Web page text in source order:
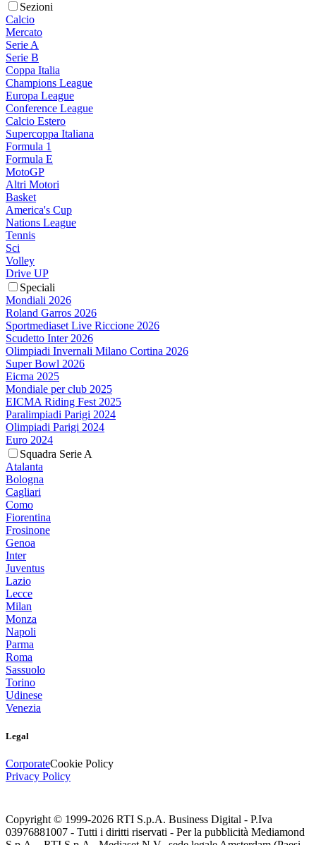
Sezioni
Calcio
Mercato
Serie A
Serie B
Coppa Italia
Champions League
Europa League
Conference League
Calcio Estero
Supercoppa Italiana
Formula 1
Formula E
MotoGP
Altri Motori
Basket
America's Cup
Nations League
Tennis
Sci
Volley
Drive UP
Speciali
Mondiali 2026
Roland Garros 2026
Sportmediaset Live Riccione 2026
Scudetto Inter 2026
Olimpiadi Invernali Milano Cortina 2026
Super Bowl 2026
Eicma 2025
Mondiale per club 2025
EICMA Riding Fest 2025
Paralimpiadi Parigi 2024
Olimpiadi Parigi 2024
Euro 2024
Squadra Serie A
Atalanta
Bologna
Cagliari
Como
Fiorentina
Frosinone
Genoa
Inter
Juventus
Lazio
Lecce
Milan
Monza
Napoli
Parma
Roma
Sassuolo
Torino
Udinese
Venezia
Legal
CorporateCookie Policy
Privacy Policy
Copyright © 1999-2026 RTI S.p.A. Business Digital - P.Iva
03976881007 - Tutti i diritti riservati - Per la pubblicità Mediamond